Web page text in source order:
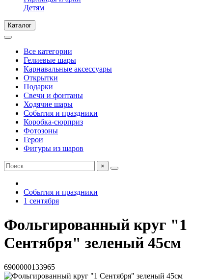
Детям
Каталог
Все категории
Гелиевые шары
Карнавальные аксессуары
Открытки
Подарки
Свечи и фонтаны
Ходячие шары
События и праздники
Коробка-сюрприз
Фотозоны
Герои
Фигуры из шаров
×
События и праздники
1 сентября
Фольгированный круг "1
Сентября" зеленый 45см
6900000133965